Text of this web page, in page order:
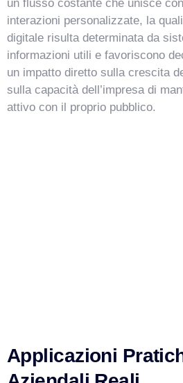
un flusso costante che unisce
interazioni personalizzate, la
digitale risulta determinata da
informazioni utili e favoriscono
un impatto diretto sulla crescita
sulla capacità dell’impresa di
attivo con il proprio pubblico.
Applicazioni